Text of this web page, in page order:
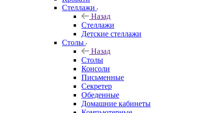
Стеллажи
Назад
Стеллажи
Детские стеллажи
Столы
Назад
Столы
Консоли
Письменные
Секретер
Обеденные
Домашние кабинеты